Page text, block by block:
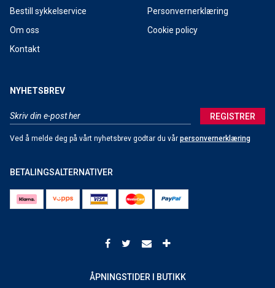
Bestill sykkelservice
Om oss
Kontakt
Personvernerklæring
Cookie policy
NYHETSBREV
REGISTRER
Ved å melde deg på vårt nyhetsbrev godtar du vår personvernerklæring
BETALINGSALTERNATIVER
ÅPNINGSTIDER I BUTIKK